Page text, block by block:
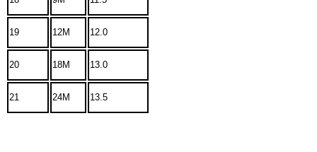
19 12M 12.0
20 18M 13.0
21 24M 13.5